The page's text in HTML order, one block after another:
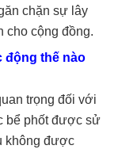
chặn sự lây
cho cộng đồng.
động thế nào
trọng đối với
bể phốt được sử
không được